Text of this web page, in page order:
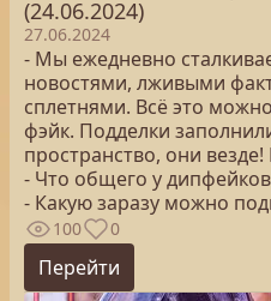
(24.06.2024)
27.06.2024
- Мы ежедневно
новостями, лживыми
сплетнями. Всё это
фэйк. Подделки
пространство, они
- Что общего у дипфейков
- Какую заразу можно
100 0
Перейти